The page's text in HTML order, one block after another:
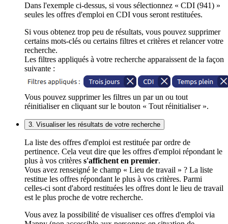
Dans l'exemple ci-dessus, si vous sélectionnez « CDI (941) »
seules les offres d'emploi en CDI vous seront restituées.
Si vous obtenez trop peu de résultats, vous pouvez supprimer
certains mots-clés ou certains filtres et critères et relancer votre
recherche.
Les filtres appliqués à votre recherche apparaissent de la façon
suivante :
Vous pouvez supprimer les filtres un par un ou tout
réinitialiser en cliquant sur le bouton « Tout réinitialiser ».
3. Visualiser les résultats de votre recherche
La liste des offres d'emploi est restituée par ordre de
pertinence. Cela veut dire que les offres d'emploi répondant le
plus à vos critères s'affichent en premier.
Vous avez renseigné le champ « Lieu de travail » ? La liste
restitue les offres répondant le plus à vos critères. Parmi
celles-ci sont d'abord restituées les offres dont le lieu de travail
est le plus proche de votre recherche.
Vous avez la possibilité de visualiser ces offres d'emploi via